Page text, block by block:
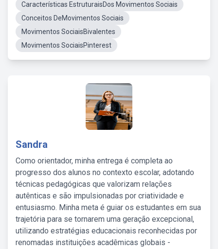
Características EstruturaisDos Movimentos Sociais
Conceitos DeMovimentos Sociais
Movimentos SociaisBivalentes
Movimentos SociaisPinterest
Sandra
Como orientador, minha entrega é completa ao
progresso dos alunos no contexto escolar, adotando
técnicas pedagógicas que valorizam relações
autênticas e são impulsionadas por criatividade e
entusiasmo. Minha meta é guiar os estudantes em sua
trajetória para se tornarem uma geração excepcional,
utilizando estratégias educacionais reconhecidas por
renomadas instituições acadêmicas globais -